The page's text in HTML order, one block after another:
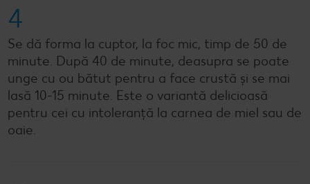
4
Se dă forma la cuptor, la foc mic, timp de 50 de
minute. După 40 de minute, deasupra se poate
unge cu ou bătut pentru a face crustă și se mai
lasă 10-15 minute. Este o variantă delicioasă
pentru cei cu intoleranță la carnea de miel sau de
oaie.